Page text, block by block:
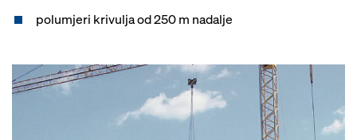
polumjeri krivulja od 250 m nadalje